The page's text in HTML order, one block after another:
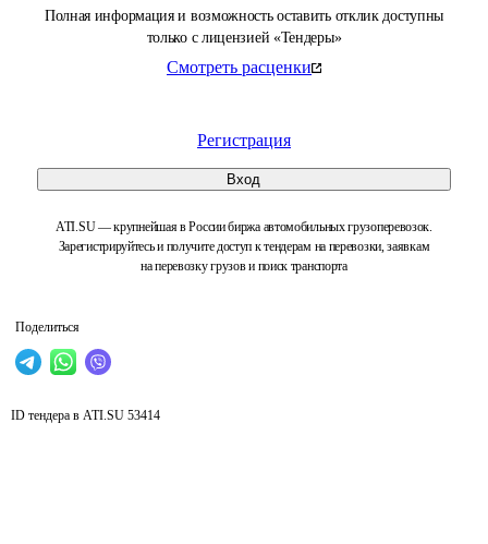
Полная информация и возможность оставить отклик доступны
только с лицензией «Тендеры»
Смотреть расценки
Регистрация
Вход
ATI.SU — крупнейшая в России биржа автомобильных грузоперевозок.
Зарегистрируйтесь и получите доступ к тендерам на перевозки, заявкам
на перевозку грузов и поиск транспорта
Поделиться
ID тендера в ATI.SU 53414